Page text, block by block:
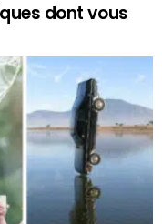
dont vous